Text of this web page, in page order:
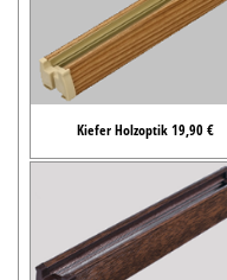
Kiefer Holzoptik 19,90 €